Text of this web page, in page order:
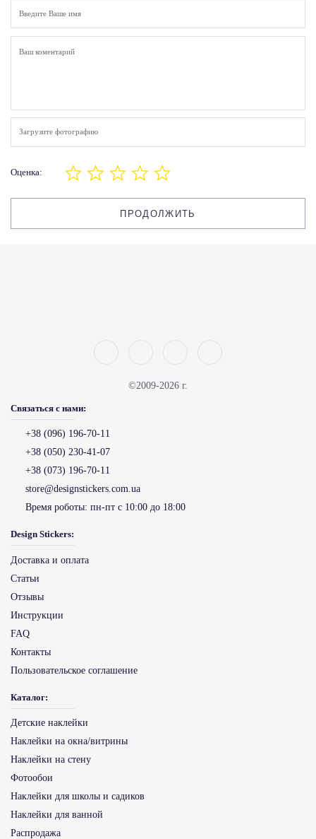
Загрузите фотографию
Оценка:
ПРОДОЛЖИТЬ
©2009-2026 г.
Связаться с нами:
+38 (096) 196-70-11
+38 (050) 230-41-07
+38 (073) 196-70-11
store@designstickers.com.ua
Время роботы: пн-пт с 10:00 до 18:00
Design Stickers:
Доставка и оплата
Статьи
Отзывы
Инструкции
FAQ
Контакты
Пользовательское соглашение
Каталог:
Детские наклейки
Наклейки на окна/витрины
Наклейки на стену
Фотообои
Наклейки для школы и садиков
Наклейки для ванной
Распродажа